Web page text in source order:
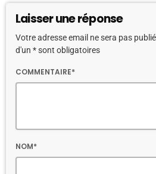
Laisser une réponse
Votre adresse email ne sera pas
d'un * sont obligatoires
COMMENTAIRE*
NOM*